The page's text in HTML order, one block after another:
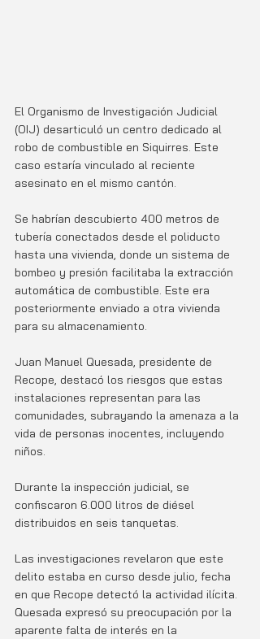
El Organismo de Investigación Judicial
(OIJ) desarticuló un centro dedicado al
robo de combustible en Siquirres. Este
caso estaría vinculado al reciente
asesinato en el mismo cantón.
Se habrían descubierto 400 metros de
tubería conectados desde el poliducto
hasta una vivienda, donde un sistema de
bombeo y presión facilitaba la extracción
automática de combustible. Este era
posteriormente enviado a otra vivienda
para su almacenamiento.
Juan Manuel Quesada, presidente de
Recope, destacó los riesgos que estas
instalaciones representan para las
comunidades, subrayando la amenaza a la
vida de personas inocentes, incluyendo
niños.
Durante la inspección judicial, se
confiscaron 6.000 litros de diésel
distribuidos en seis tanquetas.
Las investigaciones revelaron que este
delito estaba en curso desde julio, fecha
en que Recope detectó la actividad ilícita.
Quesada expresó su preocupación por la
aparente falta de interés en la